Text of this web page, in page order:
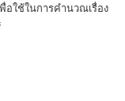
อใช้ในการคำนวณเรื่อง